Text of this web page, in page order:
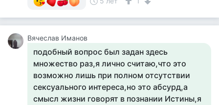
Вячеслав Иманов
подобный вопрос был задан здесь
множество раз,я лично считаю,что это
возможно лишь при полном отсутствии
сексуального интереса,но это абсурд,а
смысл жизни говорят в познании Истины,я